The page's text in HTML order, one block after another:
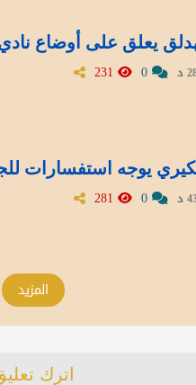
يعلق على أوضاع
يوجه استفسارات
المزيد
اترك